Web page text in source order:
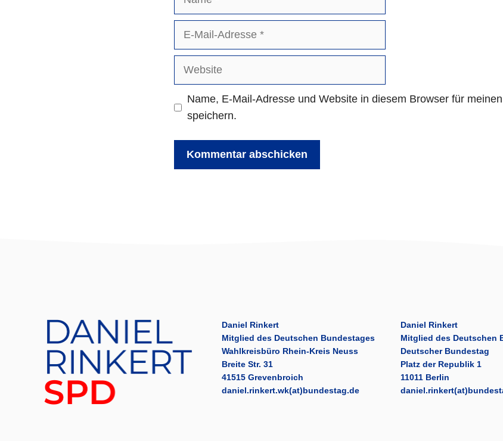
Website
Name, E-Mail-Adresse und Website in diesem Browser für
speichern.
Daniel Rinkert
Mitglied des Deutschen Bundestages
Wahlkreisbüro Rhein-Kreis Neuss
Breite Str. 31
41515 Grevenbroich
daniel.rinkert.wk(at)bundestag.de
Daniel Rinkert
Mitglied des Deutschen
Deutscher Bundestag
Platz der Republik 1
11011 Berlin